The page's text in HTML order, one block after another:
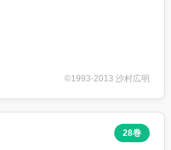
©1993-2013 沙村広明
28巻